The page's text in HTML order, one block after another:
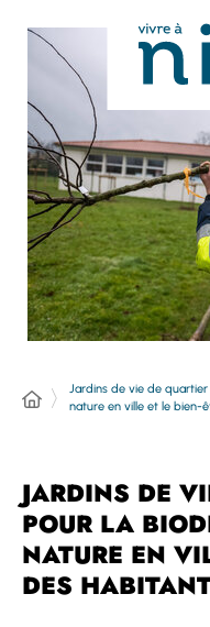
Jardins de vie de
nature en ville et le bien-
JARDINS DE
POUR LA
NATURE EN
DES